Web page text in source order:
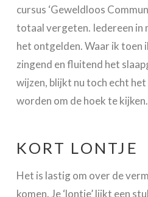
cursus ‘Geweldloos
totaal vergeten. Iedereen in
het ontgelden. Waar ik toen
zingend en fluitend het
wijzen, blijkt nu toch echt
worden om de hoek te kijken.
KORT LONTJE
Het is lastig om over de
komen. Je ‘lontje’ lijkt een